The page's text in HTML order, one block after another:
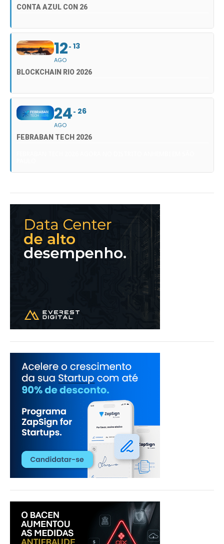
CONTA AZUL CON 26
12
AGO
13
BLOCKCHAIN RIO 2026
24
AGO
26
FEBRABAN TECH 2026